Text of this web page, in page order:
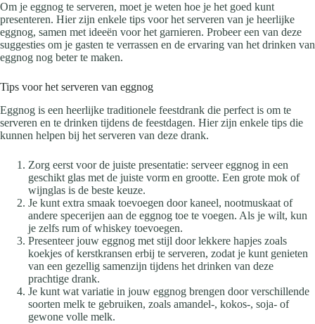
Om je eggnog te serveren, moet je weten hoe je het goed kunt
presenteren. Hier zijn enkele tips voor het serveren van je heerlijke
eggnog, samen met ideeën voor het garnieren. Probeer een van deze
suggesties om je gasten te verrassen en de ervaring van het drinken van
eggnog nog beter te maken.
Tips voor het serveren van eggnog
Eggnog is een heerlijke traditionele feestdrank die perfect is om te
serveren en te drinken tijdens de feestdagen. Hier zijn enkele tips die
kunnen helpen bij het serveren van deze drank.
Zorg eerst voor de juiste presentatie: serveer eggnog in een
geschikt glas met de juiste vorm en grootte. Een grote mok of
wijnglas is de beste keuze.
Je kunt extra smaak toevoegen door kaneel, nootmuskaat of
andere specerijen aan de eggnog toe te voegen. Als je wilt, kun
je zelfs rum of whiskey toevoegen.
Presenteer jouw eggnog met stijl door lekkere hapjes zoals
koekjes of kerstkransen erbij te serveren, zodat je kunt genieten
van een gezellig samenzijn tijdens het drinken van deze
prachtige drank.
Je kunt wat variatie in jouw eggnog brengen door verschillende
soorten melk te gebruiken, zoals amandel-, kokos-, soja- of
gewone volle melk.